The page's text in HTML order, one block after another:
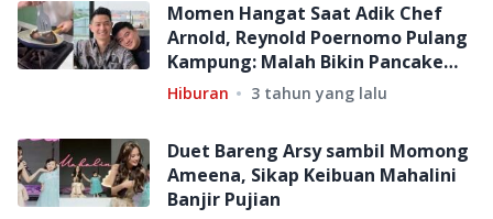
Momen Hangat Saat Adik Chef
Arnold, Reynold Poernomo Pulang
Kampung: Malah Bikin Pancake
Gosong!
Hiburan 3 tahun yang lalu
Duet Bareng Arsy sambil Momong
Ameena, Sikap Keibuan Mahalini
Banjir Pujian